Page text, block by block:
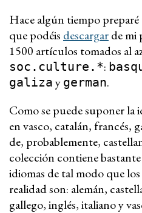
Hace algún tiempo
que podéis descargarde mi
1500 artículos tomados al
soc.culture.*:
galiza y german.
Como se puede suponer la
en vasco, catalán, francés,
de, probablemente,
colección contiene bastante
idiomas de tal modo que
realidad son: alemán,
gallego, inglés, italiano y